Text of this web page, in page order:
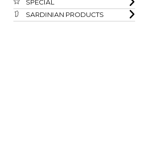
SPECIAL
SARDINIAN PRODUCTS